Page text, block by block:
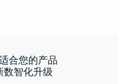
合您的产品
数智化升级